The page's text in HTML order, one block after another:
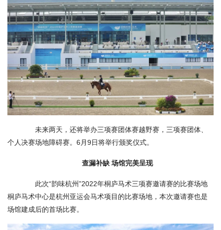
未来两天，还将举办三项赛团体赛越野赛，三项赛团体、
个人决赛场地障碍赛。6月9日将举行颁奖仪式。
查漏补缺 场馆完美呈现
此次“韵味杭州”2022年桐庐马术三项赛邀请赛的比赛场地
桐庐马术中心是杭州亚运会马术项目的比赛场地，本次邀请赛也是
场馆建成后的首场比赛。